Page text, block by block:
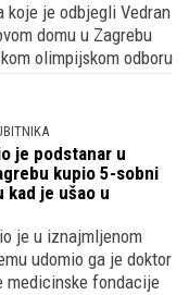
koje je odbjegli Vedran
domu u Zagrebu
olimpijskom odboru
je podstanar u
kupio 5-sobni
kad je ušao u
je u iznajmljenom
udomio ga je doktor
medicinske fondacije